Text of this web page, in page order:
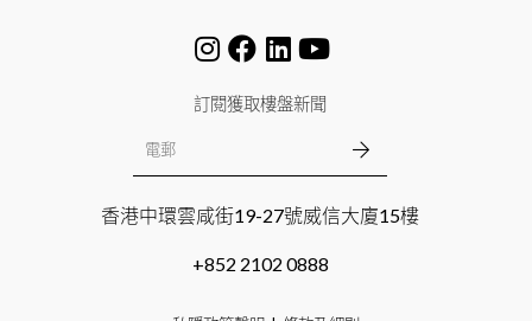
訂閱獲取樓盤新聞
香港中環雲咸街19-27號威信大廈15樓
+852 2102 0888